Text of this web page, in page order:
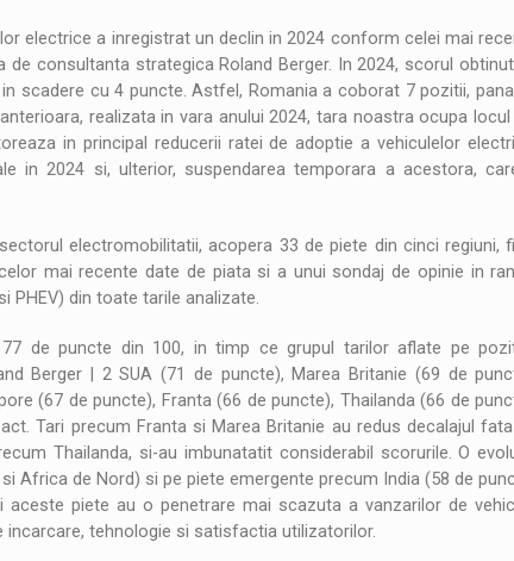
electrice a inregistrat un declin in 2024 conform celei mai
de consultanta strategica Roland Berger. In 2024, scorul
scadere cu 4 puncte. Astfel, Romania a coborat 7 pozitii,
realizata in vara anului 2024, tara noastra ocupa locul
in principal reducerii ratei de adoptie a vehiculelor
in 2024 si, ulterior, suspendarea temporara a acestora,
electromobilitatii, acopera 33 de piete din cinci regiuni,
mai recente date de piata si a unui sondaj de opinie in
din toate tarile analizate.
de puncte din 100, in timp ce grupul tarilor aflate pe
Berger | 2 SUA (71 de puncte), Marea Britanie (69 de
(67 de puncte), Franta (66 de puncte), Thailanda (66 de
Tari precum Franta si Marea Britanie au redus decalajul
Thailanda, si-au imbunatatit considerabil scorurile. O
Africa de Nord) si pe piete emergente precum India (58 de
piete au o penetrare mai scazuta a vanzarilor de
tehnologie si satisfactia utilizatorilor.